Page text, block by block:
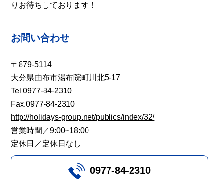
りお待ちしております！
お問い合わせ
〒879-5114
大分県由布市湯布院町川北5-17
Tel.0977-84-2310
Fax.0977-84-2310
http://holidays-group.net/publics/index/32/
営業時間／9:00~18:00
定休日／定休日なし
0977-84-2310